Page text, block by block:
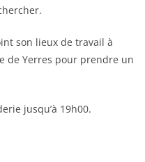
son lieux de travail à
de Yerres pour prendre un
jusqu’à 19h00.